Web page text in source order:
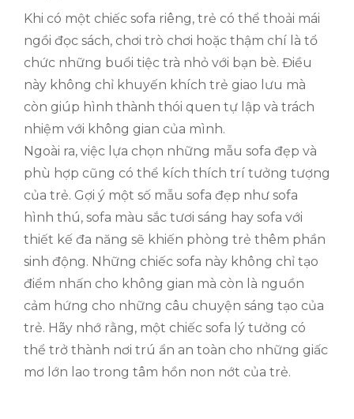
Khi có một chiếc sofa riêng, trẻ có thể thoải mái
ngồi đọc sách, chơi trò chơi hoặc thậm chí là tổ
chức những buổi tiệc trà nhỏ với bạn bè. Điều
này không chỉ khuyến khích trẻ giao lưu mà
còn giúp hình thành thói quen tự lập và trách
nhiệm với không gian của mình.
Ngoài ra, việc lựa chọn những mẫu sofa đẹp và
phù hợp cũng có thể kích thích trí tưởng tượng
của trẻ. Gợi ý một số mẫu sofa đẹp như sofa
hình thú, sofa màu sắc tươi sáng hay sofa với
thiết kế đa năng sẽ khiến phòng trẻ thêm phần
sinh động. Những chiếc sofa này không chỉ tạo
điểm nhấn cho không gian mà còn là nguồn
cảm hứng cho những câu chuyện sáng tạo của
trẻ. Hãy nhớ rằng, một chiếc sofa lý tưởng có
thể trở thành nơi trú ẩn an toàn cho những giấc
mơ lớn lao trong tâm hồn non nớt của trẻ.